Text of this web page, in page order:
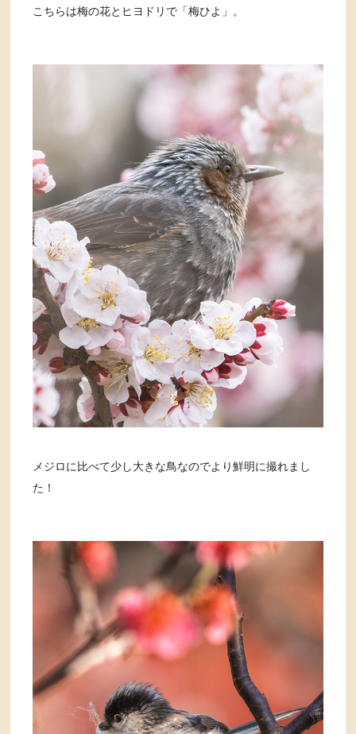
こちらは梅の花とヒヨドリで「梅ひよ」。
メジロに比べて少し大きな鳥なのでより鮮明に撮れまし
た！